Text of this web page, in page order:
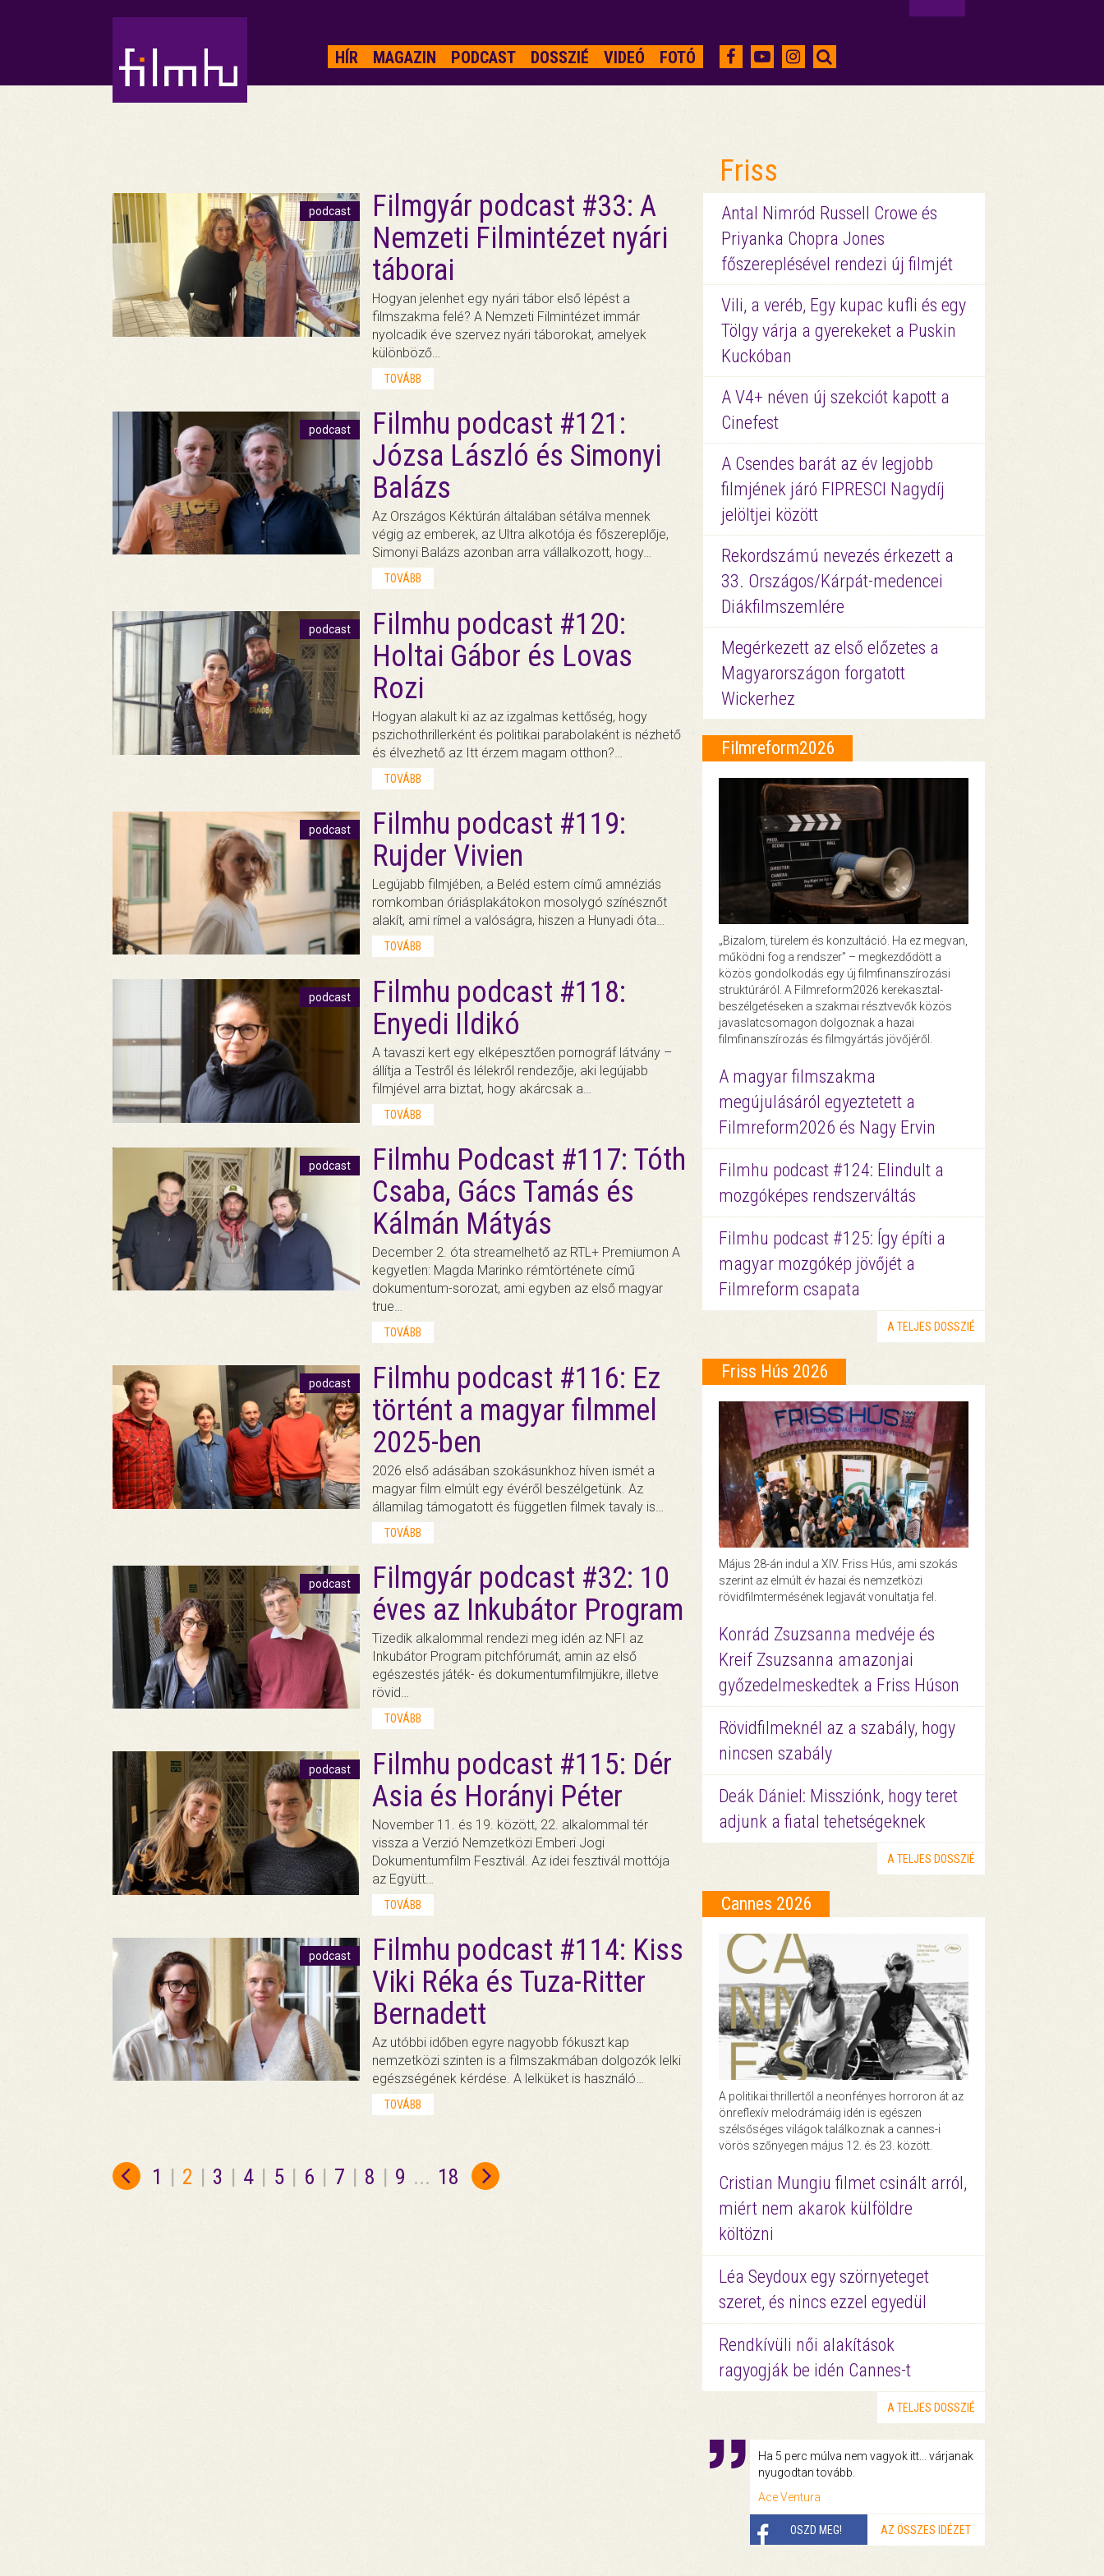
HÍR MAGAZIN PODCAST DOSSZIÉ VIDEÓ FOTÓ
podcast
Filmgyár podcast #33: A
Nemzeti Filmintézet nyári
táborai
Hogyan jelenhet egy nyári tábor első lépést a
filmszakma felé? A Nemzeti Filmintézet immár
nyolcadik éve szervez nyári táborokat, amelyek
különböző…
TOVÁBB
podcast
Filmhu podcast #121:
Józsa László és Simonyi
Balázs
Az Országos Kéktúrán általában sétálva mennek
végig az emberek, az Ultra alkotója és főszereplője,
Simonyi Balázs azonban arra vállalkozott, hogy…
TOVÁBB
podcast
Filmhu podcast #120:
Holtai Gábor és Lovas
Rozi
Hogyan alakult ki az az izgalmas kettőség, hogy
pszichothrillerként és politikai parabolaként is nézhető
és élvezhető az Itt érzem magam otthon?…
TOVÁBB
podcast
Filmhu podcast #119:
Rujder Vivien
Legújabb filmjében, a Beléd estem című amnéziás
romkomban óriásplakátokon mosolygó színésznőt
alakít, ami rímel a valóságra, hiszen a Hunyadi óta…
TOVÁBB
podcast
Filmhu podcast #118:
Enyedi Ildikó
A tavaszi kert egy elképesztően pornográf látvány –
állítja a Testről és lélekről rendezője, aki legújabb
filmjével arra biztat, hogy akárcsak a…
TOVÁBB
podcast
Filmhu Podcast #117: Tóth
Csaba, Gács Tamás és
Kálmán Mátyás
December 2. óta streamelhető az RTL+ Premiumon A
kegyetlen: Magda Marinko rémtörténete című
dokumentum-sorozat, ami egyben az első magyar
true…
TOVÁBB
podcast
Filmhu podcast #116: Ez
történt a magyar filmmel
2025-ben
2026 első adásában szokásunkhoz híven ismét a
magyar film elmúlt egy évéről beszélgetünk. Az
államilag támogatott és független filmek tavaly is…
TOVÁBB
podcast
Filmgyár podcast #32: 10
éves az Inkubátor Program
Tizedik alkalommal rendezi meg idén az NFI az
Inkubátor Program pitchfórumát, amin az első
egészestés játék- és dokumentumfilmjükre, illetve
rövid…
TOVÁBB
podcast
Filmhu podcast #115: Dér
Asia és Horányi Péter
November 11. és 19. között, 22. alkalommal tér
vissza a Verzió Nemzetközi Emberi Jogi
Dokumentumfilm Fesztivál. Az idei fesztivál mottója
az Együtt…
TOVÁBB
podcast
Filmhu podcast #114: Kiss
Viki Réka és Tuza-Ritter
Bernadett
Az utóbbi időben egyre nagyobb fókuszt kap
nemzetközi szinten is a filmszakmában dolgozók lelki
egészségének kérdése. A lelküket is használó…
TOVÁBB
1 | 2 | 3 | 4 | 5 | 6 | 7 | 8 | 9 ... 18
Friss
Antal Nimród Russell Crowe és
Priyanka Chopra Jones
főszereplésével rendezi új filmjét
Vili, a veréb, Egy kupac kufli és egy
Tölgy várja a gyerekeket a Puskin
Kuckóban
A V4+ néven új szekciót kapott a
Cinefest
A Csendes barát az év legjobb
filmjének járó FIPRESCI Nagydíj
jelöltjei között
Rekordszámú nevezés érkezett a
33. Országos/Kárpát-medencei
Diákfilmszemlére
Megérkezett az első előzetes a
Magyarországon forgatott
Wickerhez
Filmreform2026
„Bizalom, türelem és konzultáció. Ha ez megvan,
működni fog a rendszer” – megkezdődött a
közös gondolkodás egy új filmfinanszírozási
struktúráról. A Filmreform2026 kerekasztal-
beszélgetéseken a szakmai résztvevők közös
javaslatcsomagon dolgoznak a hazai
filmfinanszírozás és filmgyártás jövőjéről.
A magyar filmszakma
megújulásáról egyeztetett a
Filmreform2026 és Nagy Ervin
Filmhu podcast #124: Elindult a
mozgóképes rendszerváltás
Filmhu podcast #125: Így építi a
magyar mozgókép jövőjét a
Filmreform csapata
A TELJES DOSSZIÉ
Friss Hús 2026
Május 28-án indul a XIV. Friss Hús, ami szokás
szerint az elmúlt év hazai és nemzetközi
rövidfilmtermésének legjavát vonultatja fel.
Konrád Zsuzsanna medvéje és
Kreif Zsuzsanna amazonjai
győzedelmeskedtek a Friss Húson
Rövidfilmeknél az a szabály, hogy
nincsen szabály
Deák Dániel: Missziónk, hogy teret
adjunk a fiatal tehetségeknek
A TELJES DOSSZIÉ
Cannes 2026
A politikai thrillertől a neonfényes horroron át az
önreflexív melodrámáig idén is egészen
szélsőséges világok találkoznak a cannes-i
vörös szőnyegen május 12. és 23. között.
Cristian Mungiu filmet csinált arról,
miért nem akarok külföldre
költözni
Léa Seydoux egy szörnyeteget
szeret, és nincs ezzel egyedül
Rendkívüli női alakítások
ragyogják be idén Cannes-t
A TELJES DOSSZIÉ
Ha 5 perc múlva nem vagyok itt... várjanak
nyugodtan tovább.
Ace Ventura
OSZD MEG! AZ ÖSSZES IDÉZET